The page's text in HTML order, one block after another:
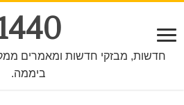
ביממה.